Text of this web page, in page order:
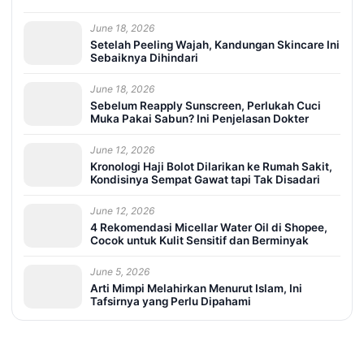
June 18, 2026
Setelah Peeling Wajah, Kandungan Skincare Ini
Sebaiknya Dihindari
June 18, 2026
Sebelum Reapply Sunscreen, Perlukah Cuci
Muka Pakai Sabun? Ini Penjelasan Dokter
June 12, 2026
Kronologi Haji Bolot Dilarikan ke Rumah Sakit,
Kondisinya Sempat Gawat tapi Tak Disadari
June 12, 2026
4 Rekomendasi Micellar Water Oil di Shopee,
Cocok untuk Kulit Sensitif dan Berminyak
June 5, 2026
Arti Mimpi Melahirkan Menurut Islam, Ini
Tafsirnya yang Perlu Dipahami